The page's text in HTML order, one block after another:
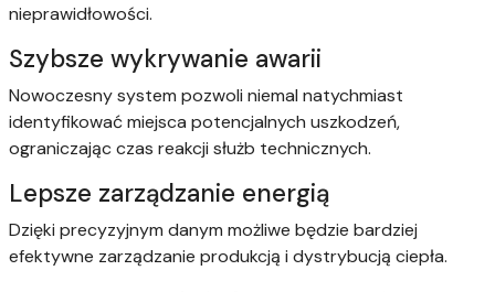
nieprawidłowości.
Szybsze wykrywanie awarii
Nowoczesny system pozwoli niemal natychmiast
identyfikować miejsca potencjalnych uszkodzeń,
ograniczając czas reakcji służb technicznych.
Lepsze zarządzanie energią
Dzięki precyzyjnym danym możliwe będzie bardziej
efektywne zarządzanie produkcją i dystrybucją ciepła.